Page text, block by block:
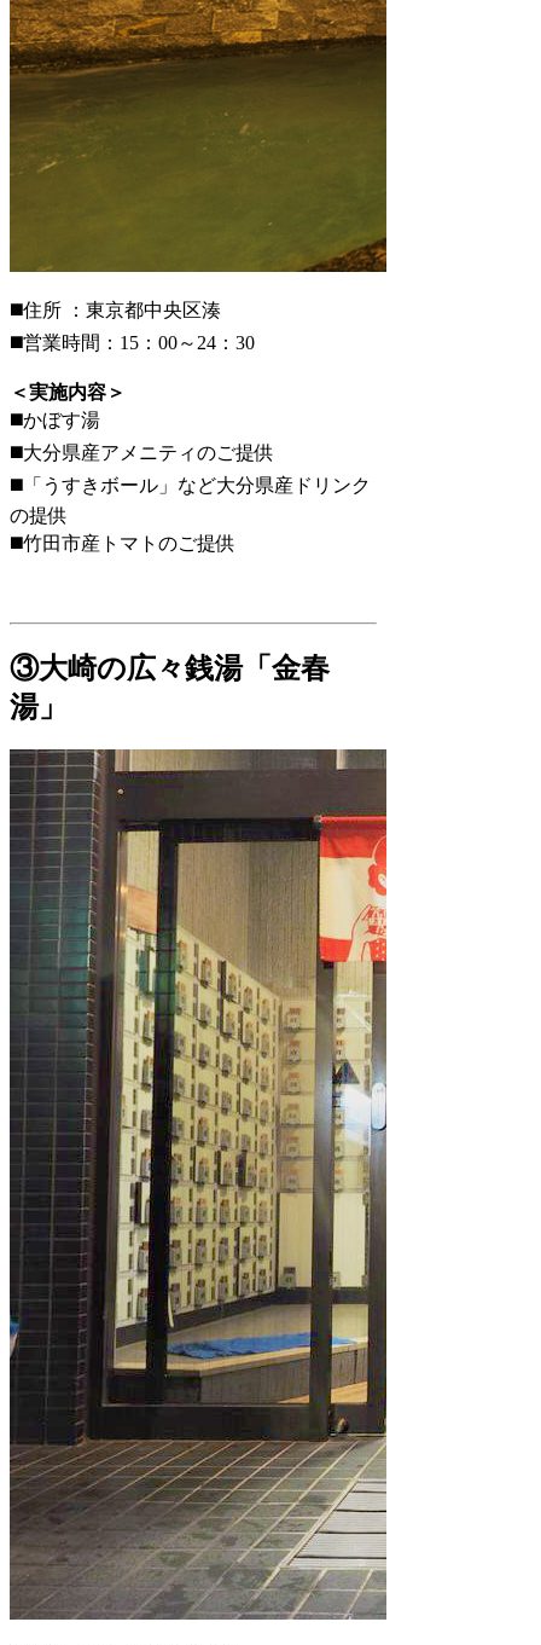
◼️住所 ：東京都中央区湊
◼️営業時間：15：00～24：30
＜実施内容＞
◼️かぼす湯
◼️大分県産アメニティのご提供
◼️「うすきボール」など大分県産ドリンク
の提供
◼️竹田市産トマトのご提供
③大崎の広々銭湯「金春
湯」